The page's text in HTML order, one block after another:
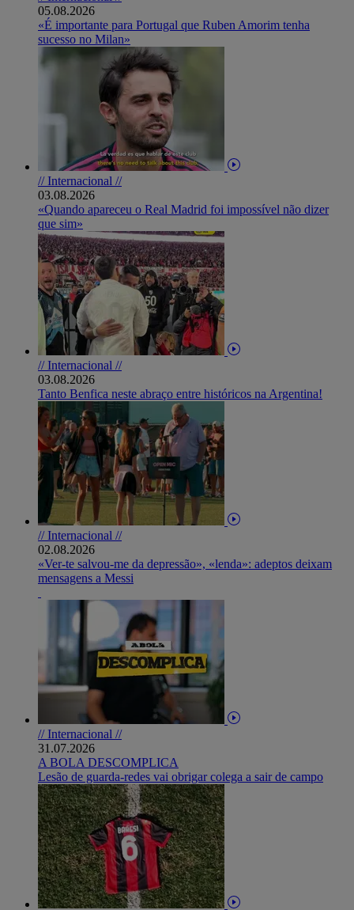
05.08.2026
«É importante para Portugal que Ruben Amorim tenha
sucesso no Milan»
// Internacional //
03.08.2026
«Quando apareceu o Real Madrid foi impossível não dizer
que sim»
// Internacional //
03.08.2026
Tanto Benfica neste abraço entre históricos na Argentina!
// Internacional //
02.08.2026
«Ver-te salvou-me da depressão», «lenda»: adeptos deixam
mensagens a Messi
// Internacional //
31.07.2026
A BOLA DESCOMPLICA
Lesão de guarda-redes vai obrigar colega a sair de campo